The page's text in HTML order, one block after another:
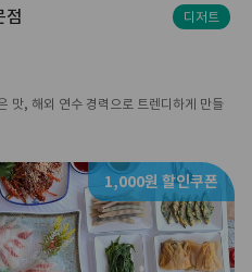
점 디저트
맛, 해외 연수 경력으로 트렌디하게 만들
1,000원 할인쿠폰